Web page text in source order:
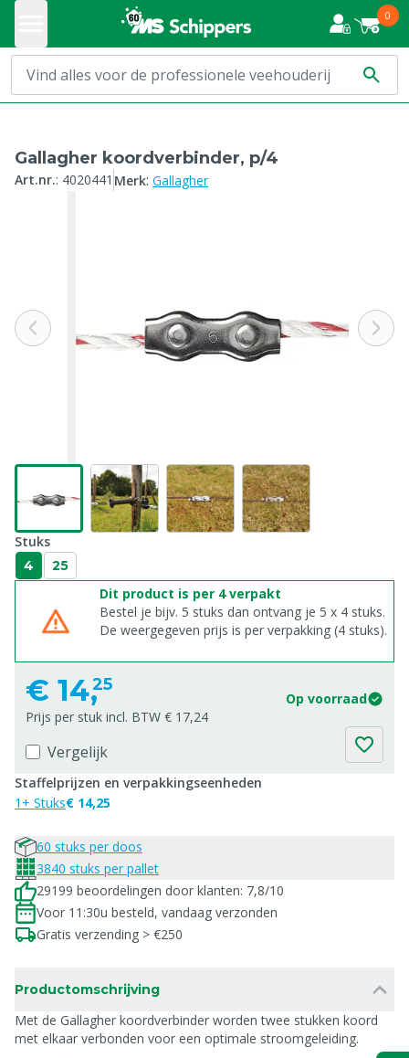
0
Gallagher koordverbinder, p/4
Art.nr.: 4020441 Merk: Gallagher
Stuks
4 25
Dit product is per 4 verpakt
Bestel je bijv. 5 stuks dan ontvang je 5 x 4 stuks.
De weergegeven prijs is per verpakking (4 stuks).
€ 14,25
Op voorraad
Prijs per stuk incl. BTW € 17,24
Vergelijk
Staffelprijzen en verpakkingseenheden
1+ Stuks€ 14,25
60 stuks per doos
3840 stuks per pallet
29199 beoordelingen door klanten: 7,8/10
Voor 11:30u besteld, vandaag verzonden
Gratis verzending > €250
Productomschrijving
Met de Gallagher koordverbinder worden twee stukken koord
met elkaar verbonden voor een optimale stroomgeleiding.